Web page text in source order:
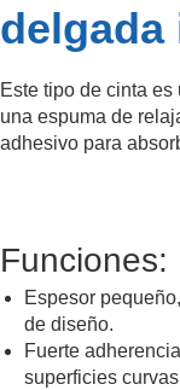
delgada
Este tipo de cinta
una espuma de
adhesivo para
Funciones:
Espesor
de diseño.
Fuerte
superficies